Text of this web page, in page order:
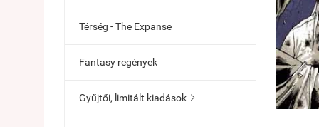
Térség - The Expanse
Fantasy regények
Gyűjtői, limitált kiadások 